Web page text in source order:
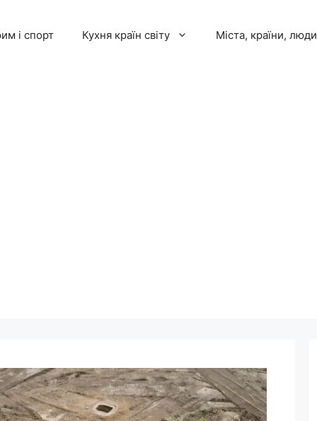
і спорт Кухня країн світу Міста, країни, люди